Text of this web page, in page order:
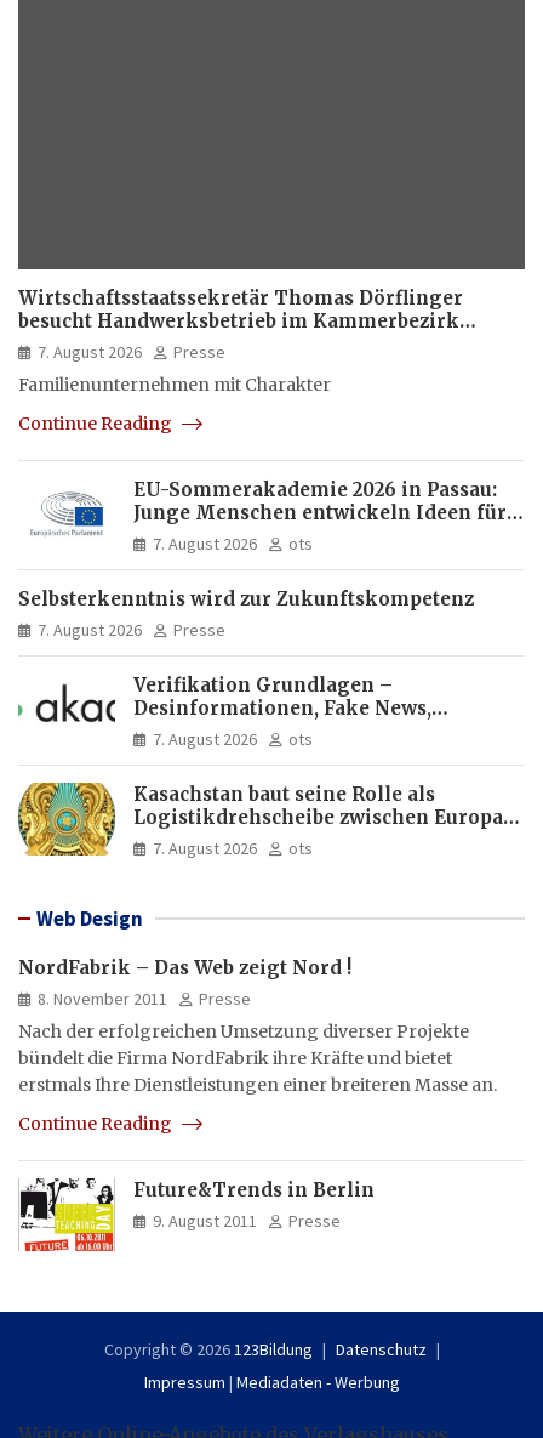
Wirtschaftsstaatssekretär Thomas Dörflinger
besucht Handwerksbetrieb im Kammerbezirk
Freiburg
7. August 2026
Presse
Familienunternehmen mit Charakter
Continue Reading
EU-Sommerakademie 2026 in Passau:
Junge Menschen entwickeln Ideen für
Europas Zukunft
7. August 2026 ots
Selbsterkenntnis wird zur Zukunftskompetenz
7. August 2026 Presse
Verifikation Grundlagen –
Desinformationen, Fake News,
manipulierte Inhalte | dpa-Akademie
7. August 2026 ots
Kasachstan baut seine Rolle als
Logistikdrehscheibe zwischen Europa
und Asien aus
7. August 2026 ots
Web Design
NordFabrik – Das Web zeigt Nord !
8. November 2011
Presse
Nach der erfolgreichen Umsetzung diverser Projekte
bündelt die Firma NordFabrik ihre Kräfte und bietet
erstmals Ihre Dienstleistungen einer breiteren Masse an.
Continue Reading
Future&Trends in Berlin
9. August 2011 Presse
Copyright © 2026123Bildung
Datenschutz
Impressum | Mediadaten - Werbung